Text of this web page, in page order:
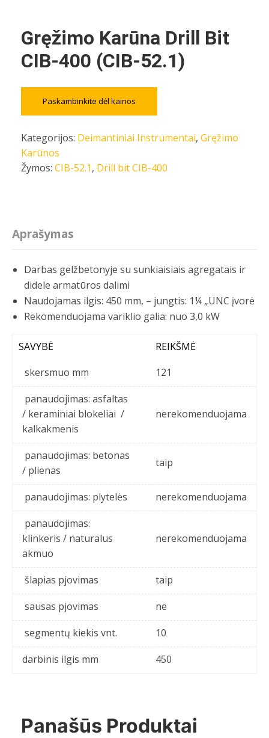
Gręžimo Karūna Drill Bit
CIB-400 (CIB-52.1)
Paskambinkite dėl kainos
Kategorijos: Deimantiniai Instrumentai, Gręžimo
Karūnos
Žymos: CIB-52.1, Drill bit CIB-400
Aprašymas
Darbas gelžbetonyje su sunkiaisiais agregatais ir
didele armatūros dalimi
Naudojamas ilgis: 450 mm, – jungtis: 1¼ „UNC įvorė
Rekomenduojama variklio galia: nuo 3,0 kW
SAVYBĖ
REIKŠMĖ
skersmuo mm
121
panaudojimas: asfaltas
/ keraminiai blokeliai /
kalkakmenis
nerekomenduojama
panaudojimas: betonas
/ plienas
taip
panaudojimas: plytelės
nerekomenduojama
panaudojimas:
klinkeris / naturalus
akmuo
nerekomenduojama
šlapias pjovimas
taip
sausas pjovimas
ne
segmentų kiekis vnt.
10
darbinis ilgis mm
450
Panašūs Produktai